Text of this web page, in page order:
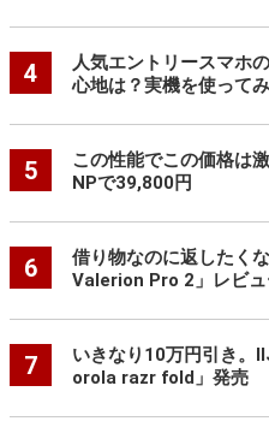
4
人気エントリースマホ
心地は？実機を使って
5
この性能でこの価格は
NPで39,800円
6
借り物なのに返したく
Valerion Pro 2」レビ
7
いきなり10万円引き。
orola razr fold」発売